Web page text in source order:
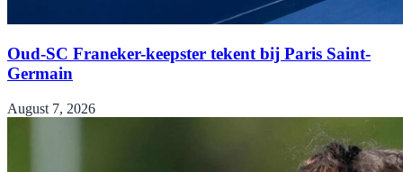
Oud-SC Franeker-keepster tekent bij Paris Saint-
Germain
August 7, 2026